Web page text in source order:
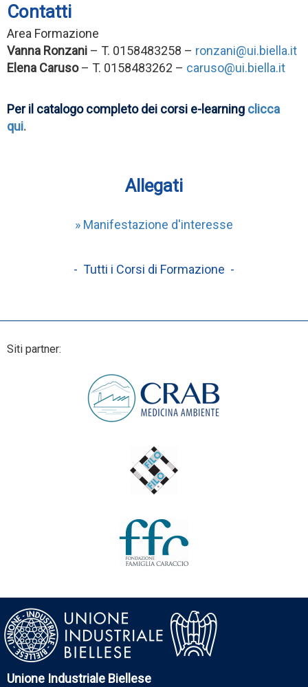
Contatti
Area Formazione
Vanna Ronzani – T. 0158483258 – ronzani@ui.biella.it
Elena Caruso– T. 0158483262 – caruso@ui.biella.it
Per il catalogo completo dei corsi e-learning clicca
qui.
Allegati
» Manifestazione d'interesse
- Tutti i Corsi di Formazione -
Siti partner:
Unione Industriale Biellese